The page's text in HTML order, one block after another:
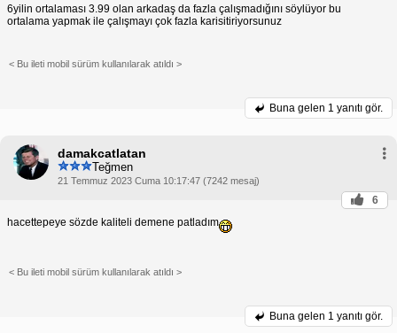
6yilin ortalaması 3.99 olan arkadaş da fazla çalışmadığını söylüyor bu
ortalama yapmak ile çalışmayı çok fazla karisitiriyorsunuz
< Bu ileti mobil sürüm kullanılarak atıldı >
Buna gelen 1 yanıtı gör.
damakcatlatan
Teğmen
21 Temmuz 2023 Cuma 10:17:47 (7242 mesaj)
6
hacettepeye sözde kaliteli demene patladım
< Bu ileti mobil sürüm kullanılarak atıldı >
Buna gelen 1 yanıtı gör.